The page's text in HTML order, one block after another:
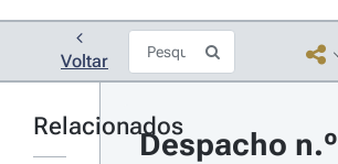
Voltar
Relacionados
Despacho n.º